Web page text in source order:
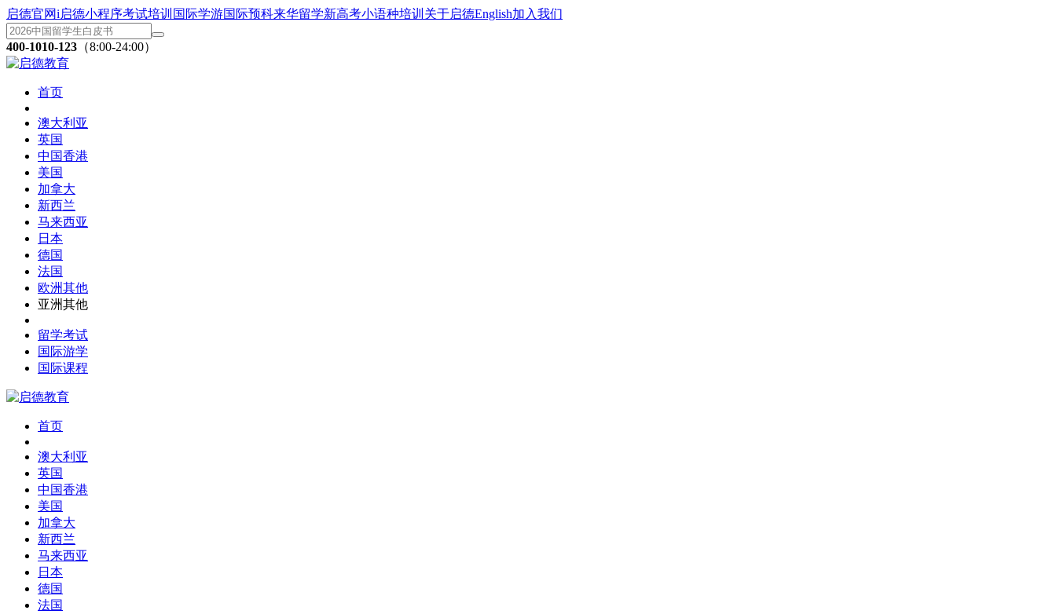
启德官网i启德小程序考试培训 国际学游国际预科来华留学新高考小语种培训 关于启德English加入我们
400-1010-123 （8:00-24:00）
首页
澳大利亚
英国
中国香港
美国
加拿大
新西兰
马来西亚
日本
德国
法国
欧洲其他
亚洲其他
留学考试
国际游学
国际课程
首页
澳大利亚
英国
中国香港
美国
加拿大
新西兰
马来西亚
日本
德国
法国